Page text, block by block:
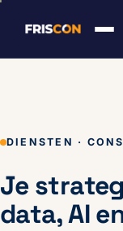
DIENSTEN ·
Je
data, AI